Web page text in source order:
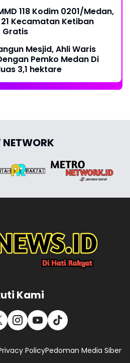
118 Kodim 0201/Medan,
Kecamatan Ketiban
Gratis
Mesjid, Ahli Waris
Pemko Medan Di
3,1 hektare
NETWORK
Kami
PolicyPedoman Media Siber